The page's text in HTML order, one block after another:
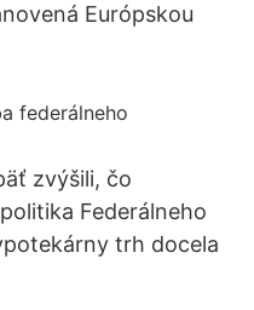
Európskou
zvýšili, čo
Federálneho
trh docela